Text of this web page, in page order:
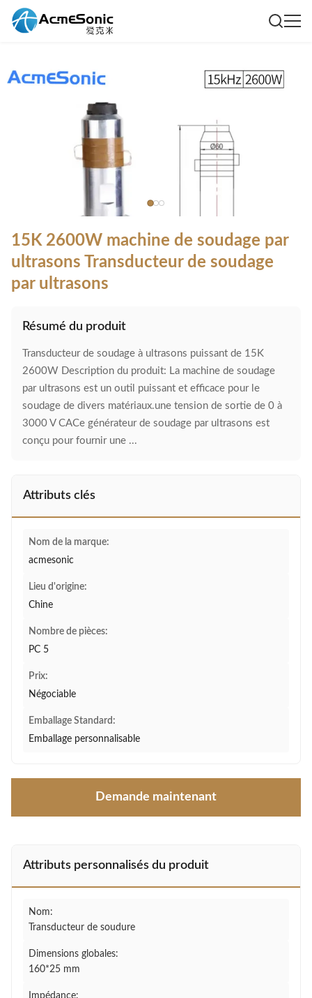
15K 2600W machine de soudage par
ultrasons Transducteur de soudage
par ultrasons
Résumé du produit
Transducteur de soudage à ultrasons puissant de 15K
2600W Description du produit: La machine de soudage
par ultrasons est un outil puissant et efficace pour le
soudage de divers matériaux.une tension de sortie de 0 à
3000 V CACe générateur de soudage par ultrasons est
conçu pour fournir une ...
Attributs clés
Nom de la marque:
acmesonic
Lieu d'origine:
Chine
Nombre de pièces:
PC 5
Prix:
Négociable
Emballage Standard:
Emballage personnalisable
Demande maintenant
Attributs personnalisés du produit
Nom:
Transducteur de soudure
Dimensions globales:
160*25 mm
Impédance: